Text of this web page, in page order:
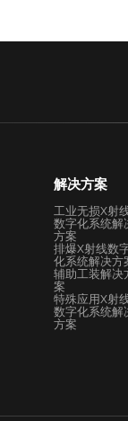
解决方案
工业无损X射
数字化系统解
方案
排爆X射线数
化系统解决方
辅助工装解决
案
特殊应用X射
数字化系统解
方案